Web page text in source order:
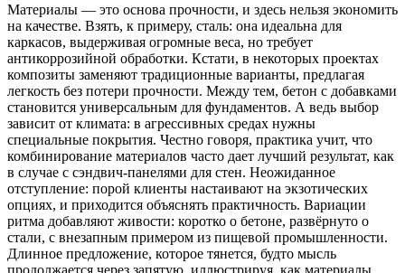
Материалы — это основа прочности, и здесь нельзя экономить
на качестве. Взять, к примеру, сталь: она идеальна для
каркасов, выдерживая огромные веса, но требует
антикоррозийной обработки. Кстати, в некоторых проектах
композиты заменяют традиционные варианты, предлагая
легкость без потери прочности. Между тем, бетон с добавками
становится универсальным для фундаментов. А ведь выбор
зависит от климата: в агрессивных средах нужны
специальные покрытия. Честно говоря, практика учит, что
комбинирование материалов часто дает лучший результат, как
в случае с сэндвич-панелями для стен. Неожиданное
отступление: порой клиенты настаивают на экзотических
опциях, и приходится объяснять практичность. Вариации
ритма добавляют живости: коротко о бетоне, развёрнуто о
стали, с внезапным примером из пищевой промышленности.
Длинное предложение, которое тянется, будто мысль
продолжается через запятую, иллюстрируя, как материалы